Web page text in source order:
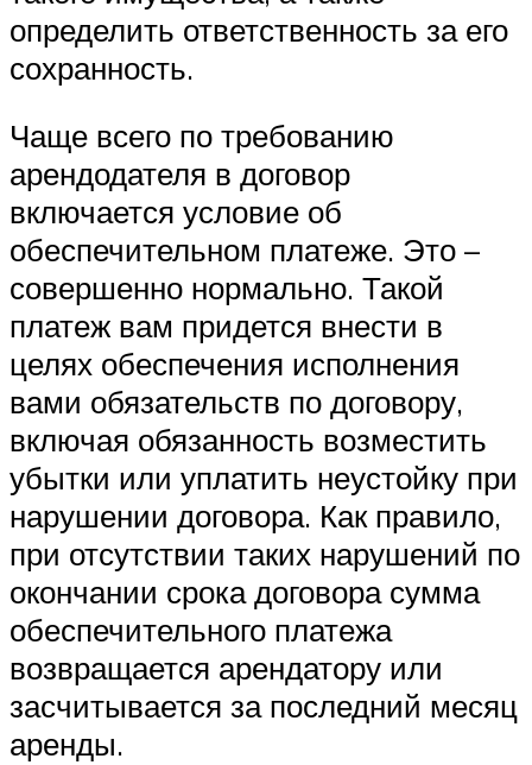
определить ответственность за его
сохранность.
Чаще всего по требованию
арендодателя в договор
включается условие об
обеспечительном платеже. Это –
совершенно нормально. Такой
платеж вам придется внести в
целях обеспечения исполнения
вами обязательств по договору,
включая обязанность возместить
убытки или уплатить неустойку при
нарушении договора. Как правило,
при отсутствии таких нарушений по
окончании срока договора сумма
обеспечительного платежа
возвращается арендатору или
засчитывается за последний месяц
аренды.